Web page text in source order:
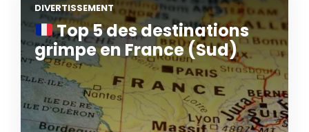
DIVERTISSEMENT
Top 5 des destinations
grimpe en France (Sud)